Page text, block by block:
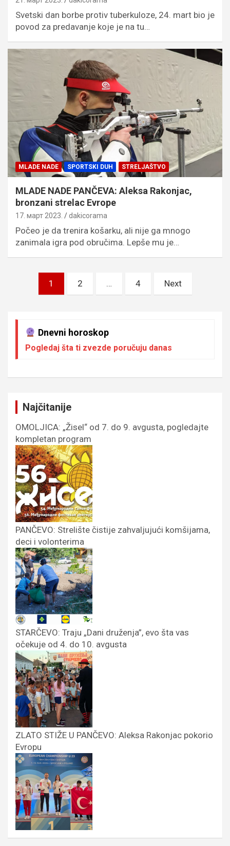
Svetski dan borbe protiv tuberkuloze, 24. mart bio je
povod za predavanje koje je na tu…
MLADE NADE SPORTSKI DUH STRELJAŠTVO
MLADE NADE PANČEVA: Aleksa Rakonjac,
bronzani strelac Evrope
17. март 2023. dakicorama
Počeo je da trenira košarku, ali nije ga mnogo
zanimala igra pod obručima. Lepše mu je…
Пагинација
чланака
1 2 … 4 Next
Dnevni horoskop
Pogledaj šta ti zvezde poručuju danas
Najčitanije
OMOLJICA: „Žisel“ od 7. do 9. avgusta, pogledajte
kompletan program
PANČEVO: Strelište čistije zahvaljujući komšijama,
deci i volonterima
STARČEVO: Traju „Dani druženja”, evo šta vas
očekuje od 4. do 10. avgusta
ZLATO STIŽE U PANČEVO: Aleksa Rakonjac pokorio
Evropu